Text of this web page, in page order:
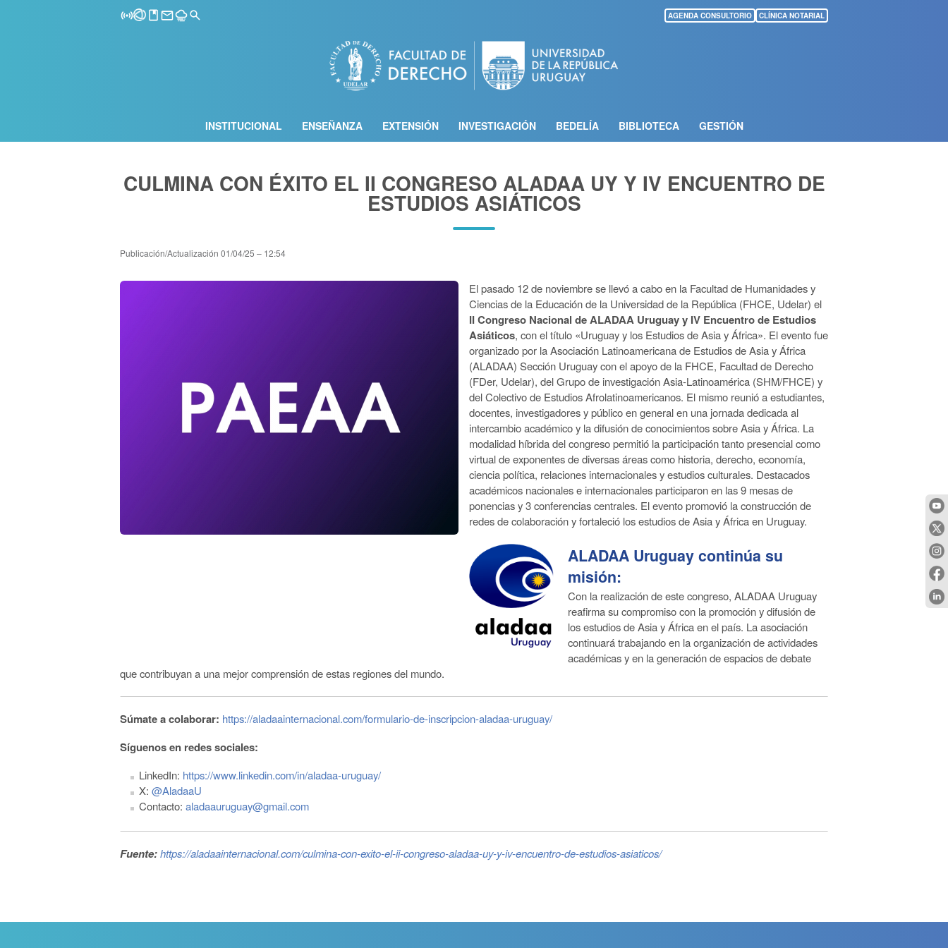
contenido
principal
AGENDA CONSULTORIO CLÍNICA NOTARIAL
INSTITUCIONAL ENSEÑANZA EXTENSIÓN INVESTIGACIÓN BEDELÍA BIBLIOTECA GESTIÓN
CULMINA CON ÉXITO EL II CONGRESO ALADAA UY Y IV ENCUENTRO DE
ESTUDIOS ASIÁTICOS
Publicación/Actualización 01/04/25 – 12:54
El pasado 12 de noviembre se llevó a cabo en la Facultad de Humanidades y
Ciencias de la Educación de la Universidad de la República (FHCE, Udelar) el
II Congreso Nacional de ALADAA Uruguay y IV Encuentro de Estudios
Asiáticos, con el título «Uruguay y los Estudios de Asia y África». El evento fue
organizado por la Asociación Latinoamericana de Estudios de Asia y África
(ALADAA) Sección Uruguay con el apoyo de la FHCE, Facultad de Derecho
(FDer, Udelar), del Grupo de investigación Asia-Latinoamérica (SHM/FHCE) y
del Colectivo de Estudios Afrolatinoamericanos. El mismo reunió a estudiantes,
docentes, investigadores y público en general en una jornada dedicada al
intercambio académico y la difusión de conocimientos sobre Asia y África. La
modalidad híbrida del congreso permitió la participación tanto presencial como
virtual de exponentes de diversas áreas como historia, derecho, economía,
ciencia política, relaciones internacionales y estudios culturales. Destacados
académicos nacionales e internacionales participaron en las 9 mesas de
ponencias y 3 conferencias centrales. El evento promovió la construcción de
redes de colaboración y fortaleció los estudios de Asia y África en Uruguay.
ALADAA Uruguay continúa su
misión:
Con la realización de este congreso, ALADAA Uruguay
reafirma su compromiso con la promoción y difusión de
los estudios de Asia y África en el país. La asociación
continuará trabajando en la organización de actividades
académicas y en la generación de espacios de debate
que contribuyan a una mejor comprensión de estas regiones del mundo.
Súmate a colaborar: https://aladaainternacional.com/formulario-de-inscripcion-aladaa-uruguay/
Síguenos en redes sociales:
LinkedIn: https://www.linkedin.com/in/aladaa-uruguay/
X: @AladaaU
Contacto: aladaauruguay@gmail.com
Fuente:https://aladaainternacional.com/culmina-con-exito-el-ii-congreso-aladaa-uy-y-iv-encuentro-de-estudios-asiaticos/